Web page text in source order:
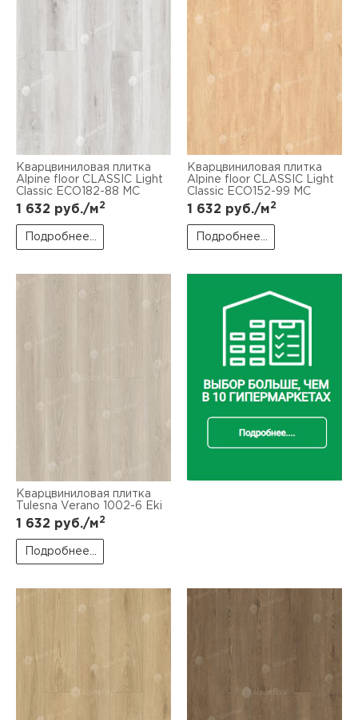
Кварцвиниловая плитка
Alpine floor CLASSIC Light
Classic ЕСО182-88 MC
1 632 руб./м2
Подробнее...
Кварцвиниловая плитка
Alpine floor CLASSIC Light
Classic ECO152-99 MC
1 632 руб./м2
Подробнее...
Кварцвиниловая плитка
Tulesna Verano 1002-6 Eki
1 632 руб./м2
Подробнее...